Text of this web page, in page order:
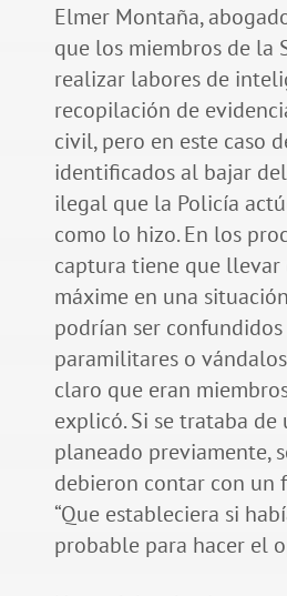
Elmer Montaña,
que los miembros de la
realizar labores de
recopilación de
civil, pero en este caso
identificados al bajar del
ilegal que la Policía
como lo hizo. En los
captura tiene que
máxime en una
podrían ser confundidos
paramilitares o
claro que eran
explicó. Si se trataba
planeado previamente,
debieron contar con un
“Que estableciera si
probable para hacer el